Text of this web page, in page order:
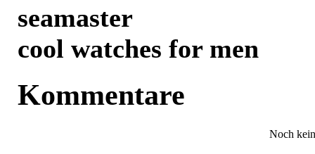
seamaster
cool watches for men
Kommentare
Noch